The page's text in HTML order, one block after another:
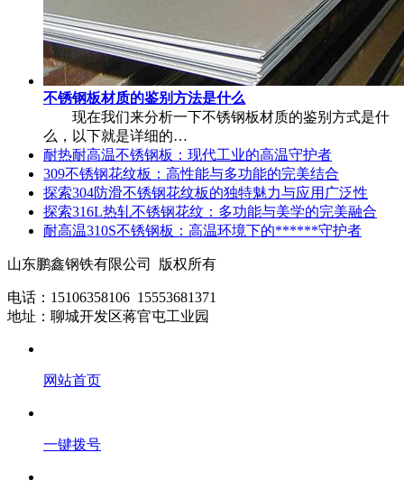
不锈钢板材质的鉴别方法是什么
现在我们来分析一下不锈钢板材质的鉴别方式是什
么，以下就是详细的…
耐热耐高温不锈钢板：现代工业的高温守护者
309不锈钢花纹板：高性能与多功能的完美结合
探索304防滑不锈钢花纹板的独特魅力与应用广泛性
探索316L热轧不锈钢花纹：多功能与美学的完美融合
耐高温310S不锈钢板：高温环境下的******守护者
山东鹏鑫钢铁有限公司 版权所有
电话：15106358106 15553681371
地址：聊城开发区蒋官屯工业园
网站首页
一键拨号